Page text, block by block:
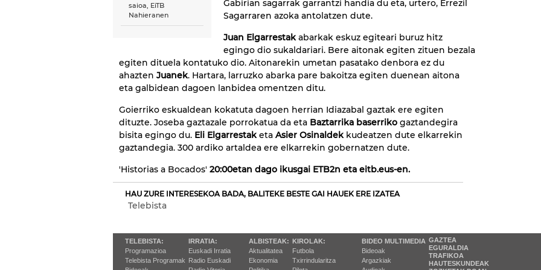
saioa, EiTB
Nahieranen
Gabirian sagarrak garrantzi handia du eta, urtero, Errezil
Sagarraren azoka antolatzen dute.
Juan Elgarrestakabarkak eskuz egiteari buruz hitz
egingo dio sukaldariari. Bere aitonak egiten zituen bezala
egiten dituela kontatuko dio. Aitonarekin umetan pasatako denbora ez du
ahazten Juanek. Hartara, larruzko abarka pare bakoitza egiten duenean aitona
eta galbidean dagoen lanbidea omentzen ditu.
Goierriko eskualdean kokatuta dagoen herrian Idiazabal gaztak ere egiten
dituzte. Joseba gaztazale porrokatua da eta Baztarrika baserriko gaztandegira
bisita egingo du. Eli Elgarrestaketa Asier Osinaldekkudeatzen dute elkarrekin
gaztandegia. 300 ardiko artaldea ere elkarrekin gobernatzen dute.
'Historias a Bocados' 20:00etan dago ikusgai ETB2n eta eitb.eus-en.
HAU ZURE INTERESEKOA BADA, BALITEKE BESTE GAI HAUEK ERE IZATEA
Telebista
TELEBISTA:
Programazioa
Telebista Programak
IRRATIA:
Euskadi Irratia
Radio Euskadi
ALBISTEAK:
Aktualitatea
Ekonomia
KIROLAK:
Futbola
Txirrindularitza
BIDEO MULTIMEDIA
Bideoak
Argazkiak
GAZTEA
EGURALDIA
TRAFIKOA
HAUTESKUNDEAK